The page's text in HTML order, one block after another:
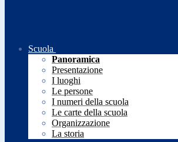
Scuola
Panoramica
Presentazione
I luoghi
Le persone
I numeri della scuola
Le carte della scuola
Organizzazione
La storia